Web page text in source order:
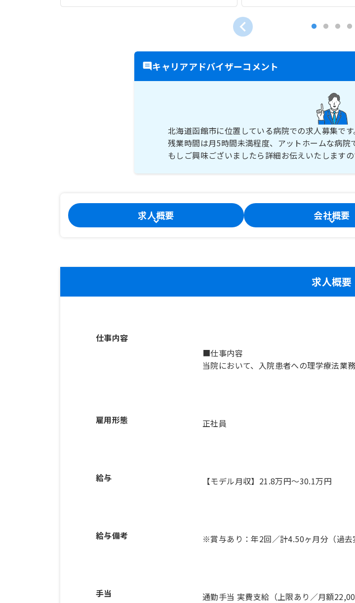
キャリアアドバイザーコメント
北海道函館市に位置している病院での求人募集です
残業時間は月5時間未満程度、アットホームな病院
もしご興味ございましたら詳細お伝えいたします
求人概要 会社概要
求人概要
仕事内容
■仕事内容
当院において、入院患者への理学療法業
雇用形態 正社員
給与 【モデル月収】21.8万円〜30.1万円
給与備考 ※賞与あり：年2回／計4.50ヶ月分（過去
手当 通勤手当 実費支給（上限あり／月額